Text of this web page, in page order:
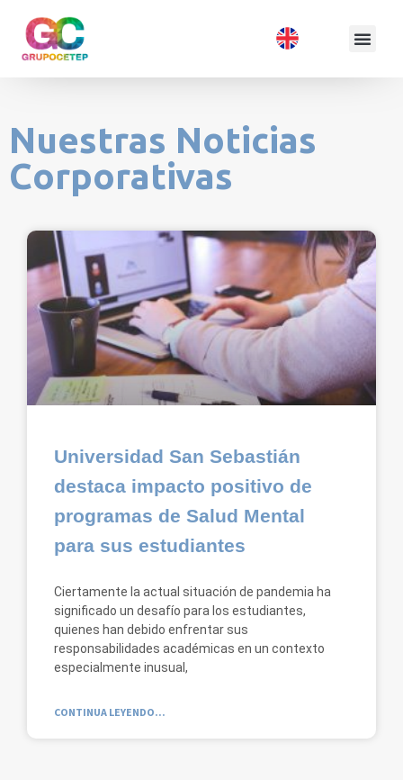
Nuestras Noticias
Corporativas
Universidad San Sebastián
destaca impacto positivo de
programas de Salud Mental
para sus estudiantes
Ciertamente la actual situación de pandemia ha
significado un desafío para los estudiantes,
quienes han debido enfrentar sus
responsabilidades académicas en un contexto
especialmente inusual,
CONTINUA LEYENDO...